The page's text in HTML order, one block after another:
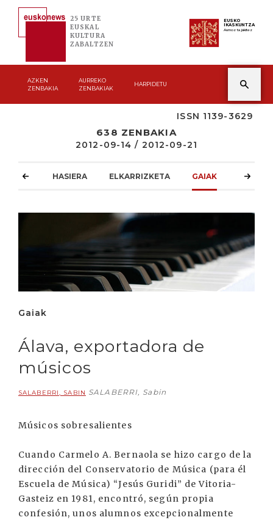
25 URTE
EUSKAL
KULTURA
ZABALTZEN
EUSKO
IKASKUNTZA
Asmoz ta jakitez
AZKEN
ZENBAKIA
AURREKO
ZENBAKIAK
HARPIDETU
ISSN 1139-3629
638 ZENBAKIA
2012-09-14 / 2012-09-21
HASIERA ELKARRIZKETA GAIAK
Gaiak
Álava, exportadora de
músicos
SALABERRI, SABIN SALABERRI, Sabin
Músicos sobresalientes
Cuando Carmelo A. Bernaola se hizo cargo de la
dirección del Conservatorio de Música (para él
Escuela de Música) “Jesús Guridi” de Vitoria-
Gasteiz en 1981, encontró, según propia
confesión, unos alumnos excepcionalmente